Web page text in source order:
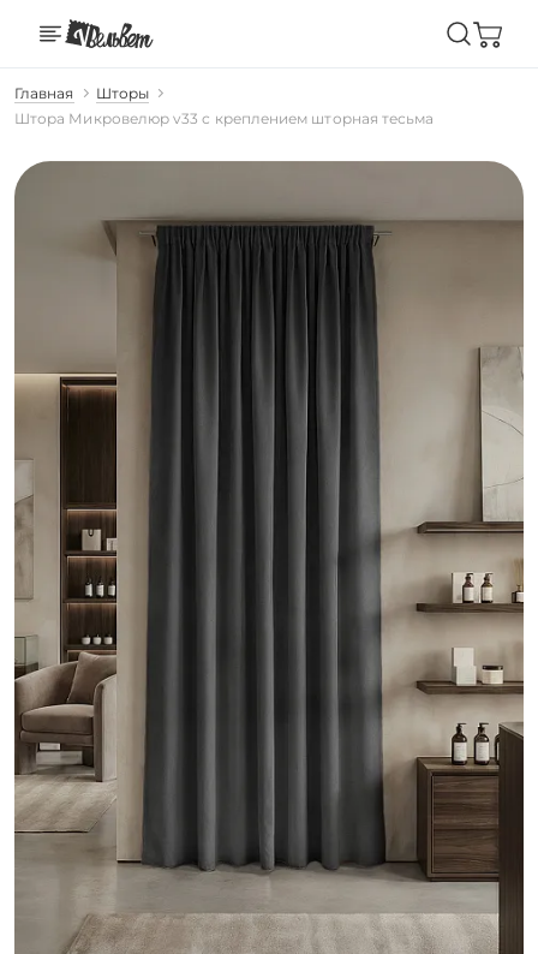
Главная
Шторы
Штора Микровелюр v33 с креплением шторная тесьма